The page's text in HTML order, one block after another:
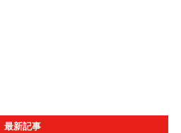
最新記事